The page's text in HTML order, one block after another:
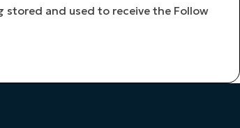
and used to receive the Follow